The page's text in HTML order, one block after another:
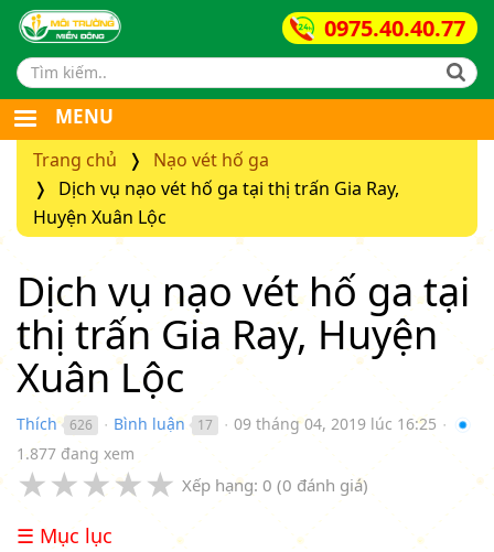
0975.40.40.77
Search form
MENU
Trang chủ
Nạo vét hố ga
Dịch vụ nạo vét hố ga tại thị trấn Gia Ray,
Huyện Xuân Lộc
Dịch vụ nạo vét hố ga tại
thị trấn Gia Ray, Huyện
Xuân Lộc
Thích 626 ● Bình luận 17 ● 09 tháng 04, 2019 lúc 16:25 ●
1.877 đang xem
★★★★★ Xếp hạng: 0 (0 đánh giá)
☰ Mục lục